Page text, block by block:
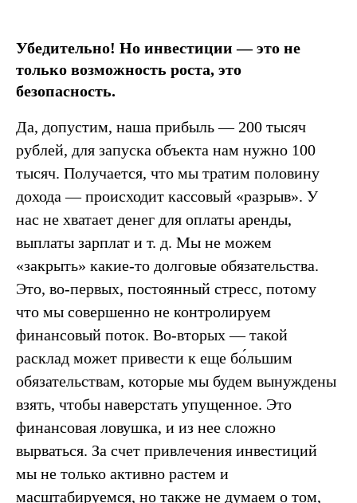
Убедительно! Но инвестиции — это не
только возможность роста, это
безопасность.
Да, допустим, наша прибыль — 200 тысяч
рублей, для запуска объекта нам нужно 100
тысяч. Получается, что мы тратим половину
дохода — происходит кассовый «разрыв». У
нас не хватает денег для оплаты аренды,
выплаты зарплат и т. д. Мы не можем
«закрыть» какие-то долговые обязательства.
Это, во-первых, постоянный стресс, потому
что мы совершенно не контролируем
финансовый поток. Во-вторых — такой
расклад может привести к еще бо́льшим
обязательствам, которые мы будем вынуждены
взять, чтобы наверстать упущенное. Это
финансовая ловушка, и из нее сложно
вырваться. За счет привлечения инвестиций
мы не только активно растем и
масштабируемся, но также не думаем о том,